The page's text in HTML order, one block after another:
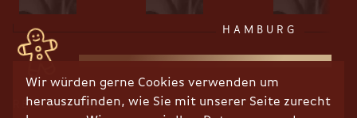
Wir würden gerne Cookies verwenden um
herauszufinden, wie Sie mit unserer Seite zurecht
HAMBURG
RECHTLICHES